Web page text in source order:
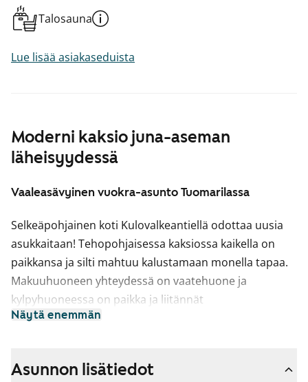
Moderni kaksio juna-aseman
läheisyydessä
Vaaleasävyinen vuokra-asunto Tuomarilassa
Selkeäpohjainen koti Kulovalkeantiellä odottaa uusia
asukkaitaan! Tehopohjaisessa kaksiossa kaikella on
paikkansa ja silti mahtuu kalustamaan monella tapaa.
Makuuhuoneen yhteydessä on vaatehuone ja
kylpyhuoneessa on paikka ja liitännät
pyykinpesukoneelle. Keittiö on kattavasti varusteltu
pohjan omalle, persoonalliselle sisustustyylillesi.
Näytä enemmän
Talosauna
Lue lisää asiakaseduista
Asunnon lisätiedot